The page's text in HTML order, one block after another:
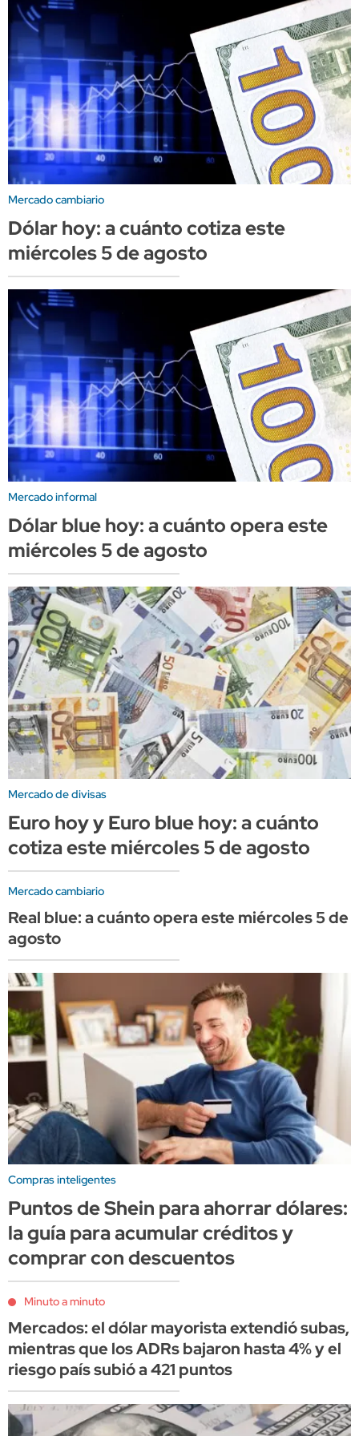
Mercado cambiario
Dólar hoy: a cuánto cotiza este
miércoles 5 de agosto
Mercado informal
Dólar blue hoy: a cuánto opera este
miércoles 5 de agosto
Mercado de divisas
Euro hoy y Euro blue hoy: a cuánto
cotiza este miércoles 5 de agosto
Mercado cambiario
Real blue: a cuánto opera este miércoles 5 de
agosto
Compras inteligentes
Puntos de Shein para ahorrar dólares:
la guía para acumular créditos y
comprar con descuentos
Minuto a minuto
Mercados: el dólar mayorista extendió subas,
mientras que los ADRs bajaron hasta 4% y el
riesgo país subió a 421 puntos